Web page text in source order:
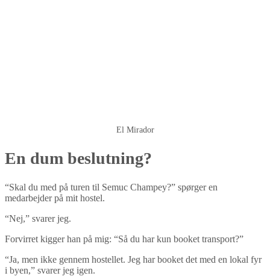
El Mirador
En dum beslutning?
“Skal du med på turen til Semuc Champey?” spørger en
medarbejder på mit hostel.
“Nej,” svarer jeg.
Forvirret kigger han på mig: “Så du har kun booket transport?”
“Ja, men ikke gennem hostellet. Jeg har booket det med en lokal fyr
i byen,” svarer jeg igen.